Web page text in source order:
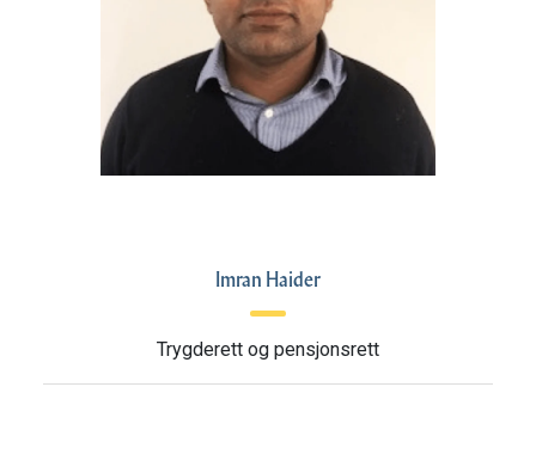
Imran Haider
Trygderett og pensjonsrett